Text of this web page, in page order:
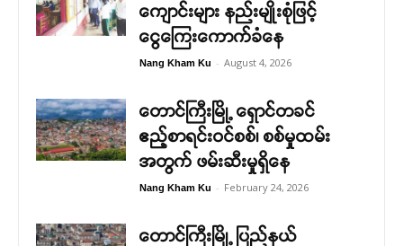
ကျောင်းများ နည်းမျိုးစုံဖြင့်
ငွေကြေးကောက်ခံနေ
Nang Kham Ku - August 4, 2026
တောင်ကြီးမြို့ ရှောင်တခင်
ဧည့်စာရင်းဝင်စစ်၊ စစ်မှုထမ်း
အတွက် ဖမ်းဆီးမှုရှိနေ
Nang Kham Ku - February 24, 2026
တောင်ကြီးမြို့ ပြည်နယ်